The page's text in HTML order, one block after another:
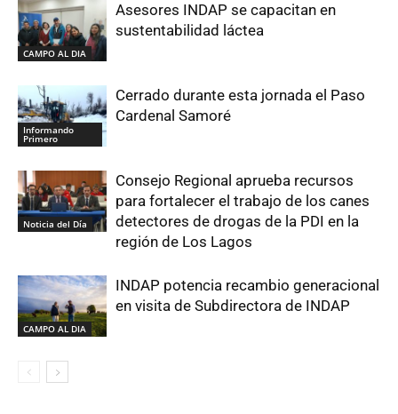
CAMPO AL DIA
Asesores INDAP se capacitan en
sustentabilidad láctea
Informando
Primero
Cerrado durante esta jornada el Paso
Cardenal Samoré
Noticia del Día
Consejo Regional aprueba recursos
para fortalecer el trabajo de los canes
detectores de drogas de la PDI en la
región de Los Lagos
CAMPO AL DIA
INDAP potencia recambio generacional
en visita de Subdirectora de INDAP